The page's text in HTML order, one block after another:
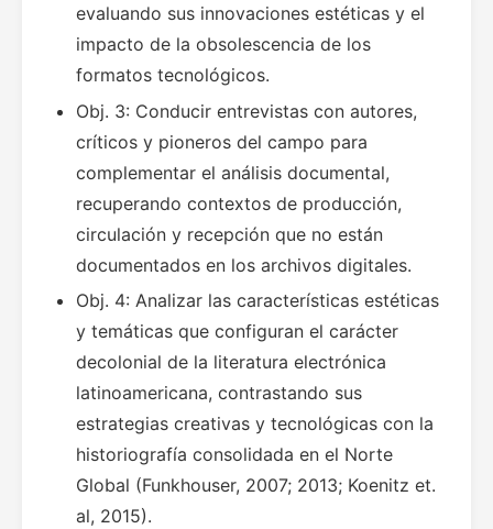
evaluando sus innovaciones estéticas y el
impacto de la obsolescencia de los
formatos tecnológicos.
Obj. 3: Conducir entrevistas con autores,
críticos y pioneros del campo para
complementar el análisis documental,
recuperando contextos de producción,
circulación y recepción que no están
documentados en los archivos digitales.
Obj. 4: Analizar las características estéticas
y temáticas que configuran el carácter
decolonial de la literatura electrónica
latinoamericana, contrastando sus
estrategias creativas y tecnológicas con la
historiografía consolidada en el Norte
Global (Funkhouser, 2007; 2013; Koenitz et.
al, 2015).